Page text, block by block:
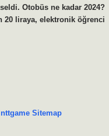
Otobüs ne kadar 2024?
20 liraya, elektronik öğrenci
nttgame Sitemap